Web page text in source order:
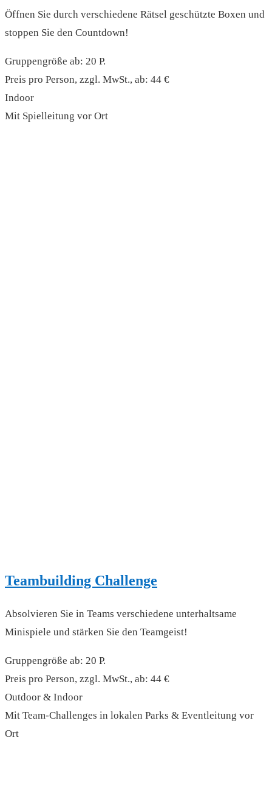
Öffnen Sie durch verschiedene Rätsel geschützte Boxen und
stoppen Sie den Countdown!
Gruppengröße ab: 20 P.
Preis pro Person, zzgl. MwSt., ab: 44 €
Indoor
Mit Spielleitung vor Ort
Teambuilding Challenge
Absolvieren Sie in Teams verschiedene unterhaltsame
Minispiele und stärken Sie den Teamgeist!
Gruppengröße ab: 20 P.
Preis pro Person, zzgl. MwSt., ab: 44 €
Outdoor & Indoor
Mit Team-Challenges in lokalen Parks & Eventleitung vor
Ort